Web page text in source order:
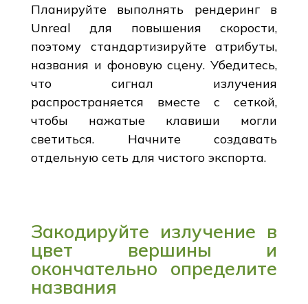
Планируйте выполнять рендеринг в
Unreal для повышения скорости,
поэтому стандартизируйте атрибуты,
названия и фоновую сцену. Убедитесь,
что сигнал излучения
распространяется вместе с сеткой,
чтобы нажатые клавиши могли
светиться. Начните создавать
отдельную сеть для чистого экспорта.
Закодируйте излучение в
цвет вершины и
окончательно определите
названия